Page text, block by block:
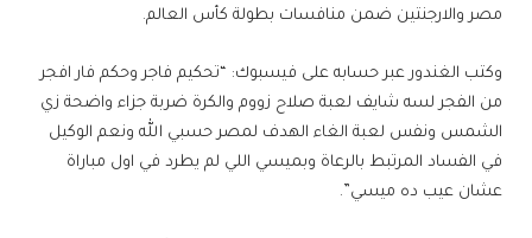
مصر والارجنتين ضمن منافسات بطولة كأس العالم.
وكتب الغندور عبر حسابه على فيسبوك: “تحكيم فاجر وحكم فار افجر
من الفجر لسه شايف لعبة صلاح زووم والكرة ضربة جزاء واضحة زي
الشمس ونفس لعبة الغاء الهدف لمصر حسبي الله ونعم الوكيل
في الفساد المرتبط بالرعاة وبميسي اللي لم يطرد في اول مباراة
عشان عيب ده ميسي”.